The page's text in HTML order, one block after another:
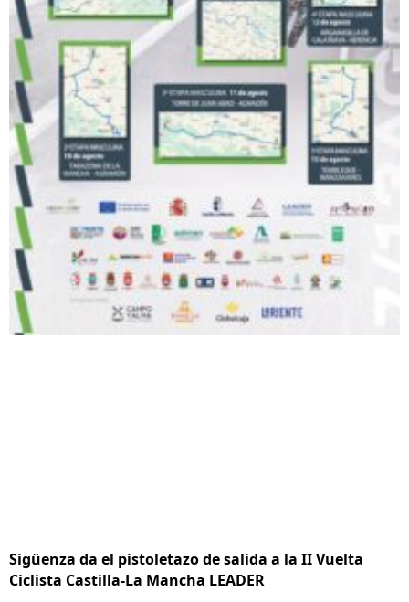
Sigüenza da el pistoletazo de salida a la II Vuelta
Ciclista Castilla-La Mancha LEADER